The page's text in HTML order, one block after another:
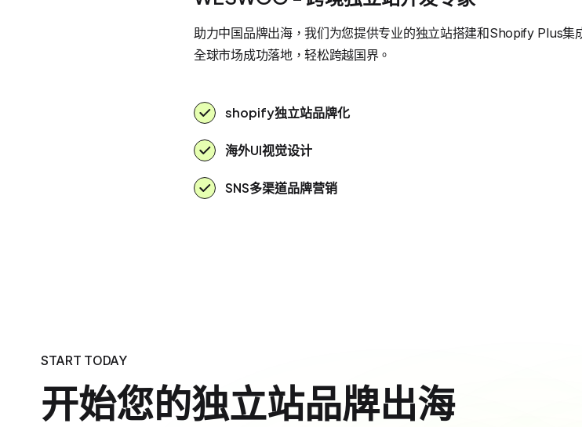
助力中国品牌出海，我们为您提供专业的独立站搭建和Shopify Plus
全球市场成功落地，轻松跨越国界。
shopify独立站品牌化
海外UI视觉设计
SNS多渠道品牌营销
START TODAY
开始您的独立站品牌出海